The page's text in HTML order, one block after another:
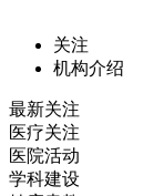
关注
机构介绍
最新关注
医疗关注
医院活动
学科建设